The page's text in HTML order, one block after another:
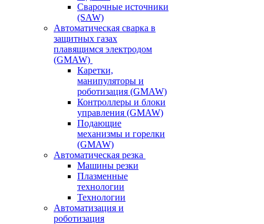
Сварочные источники
(SAW)
Автоматическая сварка в
защитных газах
плавящимся электродом
(GMAW)
Каретки,
манипуляторы и
роботизация (GMAW)
Контроллеры и блоки
управления (GMAW)
Подающие
механизмы и горелки
(GMAW)
Автоматическая резка
Машины резки
Плазменные
технологии
Технологии
Автоматизация и
роботизация